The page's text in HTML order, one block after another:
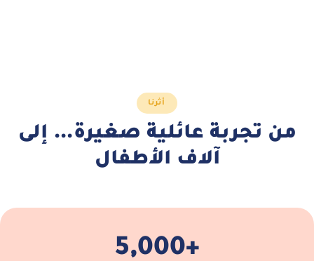
أثرنا
من تجربة عائلية صغيرة… إلى
آلاف الأطفال
+5,000